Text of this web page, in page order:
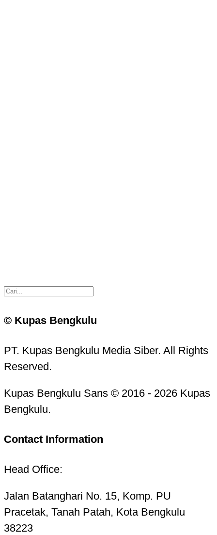
© Kupas Bengkulu
PT. Kupas Bengkulu Media Siber. All Rights
Reserved.
Kupas Bengkulu Sans © 2016 - 2026 Kupas
Bengkulu.
Contact Information
Head Office:
Jalan Batanghari No. 15, Komp. PU
Pracetak, Tanah Patah, Kota Bengkulu
38223